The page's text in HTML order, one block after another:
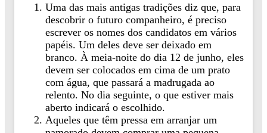
Uma das mais antigas tradições diz que, para
descobrir o futuro companheiro, é preciso
escrever os nomes dos candidatos em vários
papéis. Um deles deve ser deixado em
branco. À meia-noite do dia 12 de junho, eles
devem ser colocados em cima de um prato
com água, que passará a madrugada ao
relento. No dia seguinte, o que estiver mais
aberto indicará o escolhido.
Aqueles que têm pressa em arranjar um